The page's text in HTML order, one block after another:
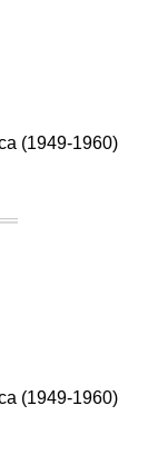
(1949-1960)
(1949-1960)